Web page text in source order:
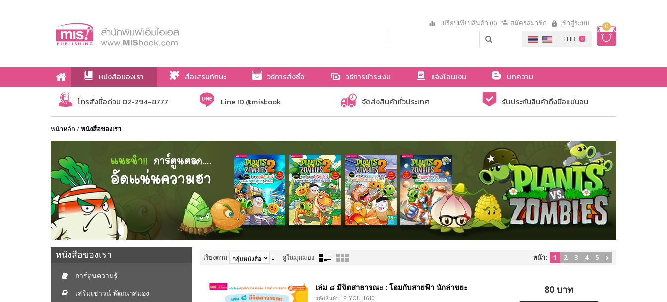
0
เปรียบเทียบสินค้า (0) สมัครสมาชิก เข้าสู่ระบบ
หนังสือของเรา สื่อเสริมทักษะ วิธีการสั่งซื้อ วิธีการชำระเงิน แจ้งโอนเงิน
บทความ
เกี่ยวกับเรา
โทรสั่งซื้อด่วน 02-294-8777 Line ID @misbook จัดส่งสินค้าทั่วประเทศ รับประกันสินค้าถึงมือแน่นอน
หน้าหลัก /หนังสือของเรา
หนังสือของเรา
การ์ตูนความรู้
เสริมเชาวน์ พัฒนาสมอง
เรียงตาม ดูในมุมมอง: หน้า: 1 2 3 4 5
เล่ม ๘ มีจิตสาธารณะ : โอมกับสายฟ้า นักล่าขยะ
รหัสสินค้า : P-YOU-1610
80 บาท